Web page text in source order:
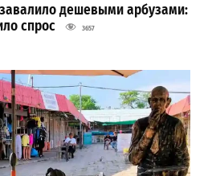
дешевыми арбузами:
спрос
3657